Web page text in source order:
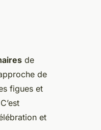
de
de
figues et
et